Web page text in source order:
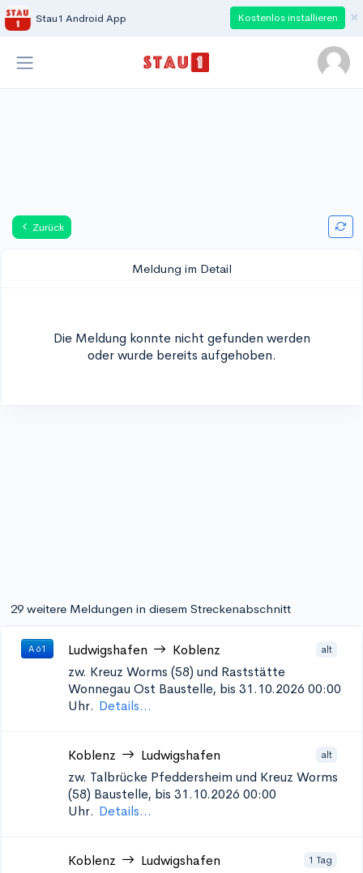
Stau1 Android App Kostenlos installieren ×
Zurück
Meldung im Detail
Die Meldung konnte nicht gefunden werden
oder wurde bereits aufgehoben.
29 weitere Meldungen in diesem Streckenabschnitt
A 61 Ludwigshafen Koblenz alt
zw. Kreuz Worms (58) und Raststätte
Wonnegau Ost Baustelle, bis 31.10.2026 00:00
Uhr. Details...
Koblenz Ludwigshafen alt
zw. Talbrücke Pfeddersheim und Kreuz Worms
(58) Baustelle, bis 31.10.2026 00:00
Uhr. Details...
Koblenz Ludwigshafen 1 Tag